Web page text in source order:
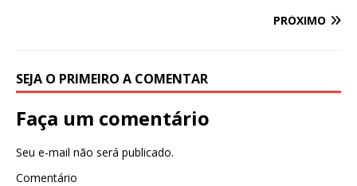
PRÓXIMO
SEJA O PRIMEIRO A COMENTAR
Faça um comentário
Seu e-mail não será publicado.
Comentário